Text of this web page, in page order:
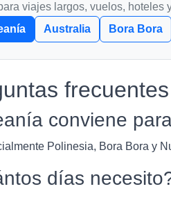
viajes largos, vuelos, hoteles
Australia Bora Bora
frecuentes
conviene
Polinesia, Bora Bora y
días